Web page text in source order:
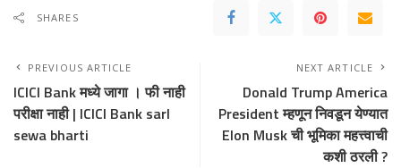
SHARES
PREVIOUS ARTICLE
ICICI Bank मध्ये जागा । फी नाही
परीक्षा नाही | ICICI Bank sarl
sewa bharti
NEXT ARTICLE
Donald Trump America
President म्हणून निवडून येण्यात
Elon Musk ची भूमिका महत्त्वाची
कशी ठरली ?